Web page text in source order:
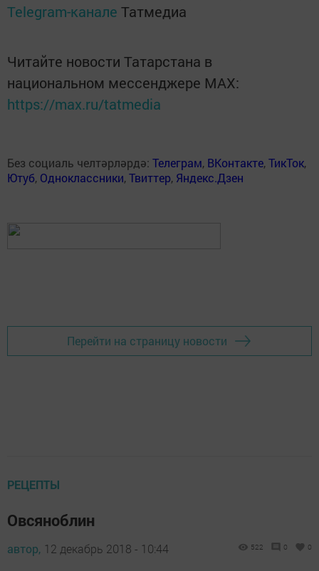
Telegram-канале Татмедиа
Читайте новости Татарстана в
национальном мессенджере MАХ:
https://max.ru/tatmedia
Без социаль челтәрләрдә: Телеграм, ВКонтакте,ТикТок,
Ютуб, Одноклассники,Твиттер, Яндекс.Дзен
Перейти на страницу новости
РЕЦЕПТЫ
Овсяноблин
автор, 12 декабрь 2018 - 10:44 522 0 0